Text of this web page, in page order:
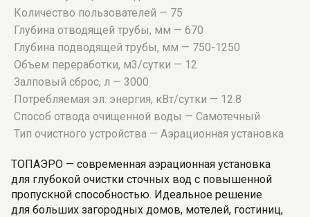
Количество пользователей — 75
Глубина отводящей трубы, мм — 670
Глубина подводящей трубы, мм — 750-1250
Объем переработки, м3/сутки — 12
Залповый сброс, л — 3000
Потребляемая эл. энергия, кВт/сутки — 12.8
Способ отвода очищенной воды — Самотечный
Тип очистного устройства — Аэрационная установка
ТОПАЭРО — современная аэрационная установка
для глубокой очистки сточных вод с повышенной
пропускной способностью. Идеальное решение
для больших загородных домов, мотелей, гостиниц,